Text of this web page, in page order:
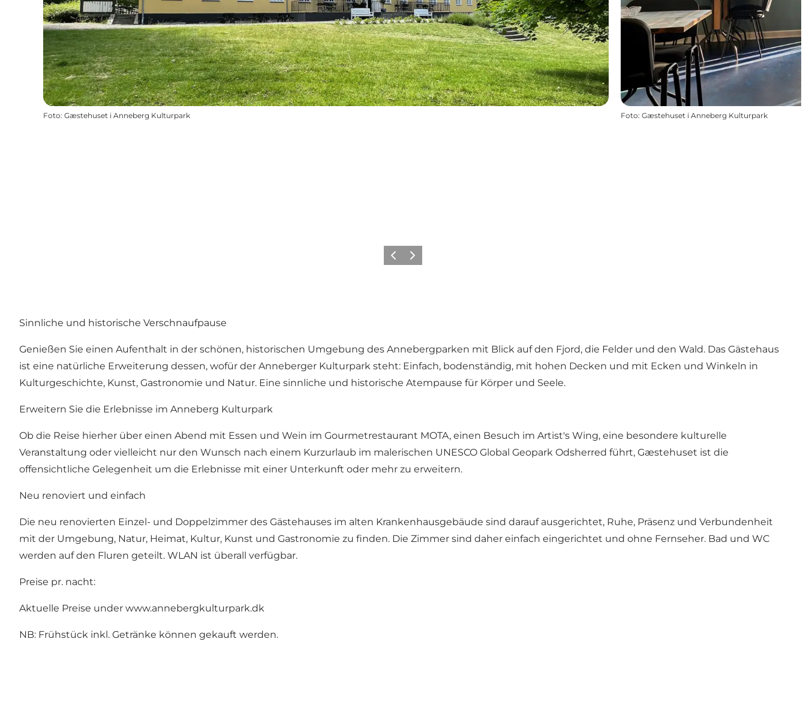
Foto: Gæstehuset i Anneberg Kulturpark Foto: Gæstehuset i Anneberg Kulturpark
Vorherige Folie
Nächste Folie
Sinnliche und historische Verschnaufpause
Genießen Sie einen Aufenthalt in der schönen, historischen Umgebung des Annebergparken mit Blick auf den Fjord, die Felder und den Wald. Das Gästehaus
ist eine natürliche Erweiterung dessen, wofür der Anneberger Kulturpark steht: Einfach, bodenständig, mit hohen Decken und mit Ecken und Winkeln in
Kulturgeschichte, Kunst, Gastronomie und Natur. Eine sinnliche und historische Atempause für Körper und Seele.
Erweitern Sie die Erlebnisse im Anneberg Kulturpark
Ob die Reise hierher über einen Abend mit Essen und Wein im Gourmetrestaurant MOTA, einen Besuch im Artist's Wing, eine besondere kulturelle
Veranstaltung oder vielleicht nur den Wunsch nach einem Kurzurlaub im malerischen UNESCO Global Geopark Odsherred führt, Gæstehuset ist die
offensichtliche Gelegenheit um die Erlebnisse mit einer Unterkunft oder mehr zu erweitern.
Neu renoviert und einfach
Die neu renovierten Einzel- und Doppelzimmer des Gästehauses im alten Krankenhausgebäude sind darauf ausgerichtet, Ruhe, Präsenz und Verbundenheit
mit der Umgebung, Natur, Heimat, Kultur, Kunst und Gastronomie zu finden. Die Zimmer sind daher einfach eingerichtet und ohne Fernseher. Bad und WC
werden auf den Fluren geteilt. WLAN ist überall verfügbar.
Preise pr. nacht:
Aktuelle Preise under www.annebergkulturpark.dk
NB: Frühstück inkl. Getränke können gekauft werden.